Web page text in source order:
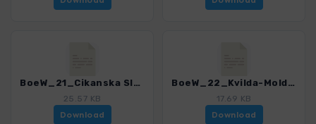
BoeW_21_Cikanska Slat-Breznik.gpx
25.57 KB
Download
BoeW_22_Kvilda-Moldauquelle.gpx
17.69 KB
Download